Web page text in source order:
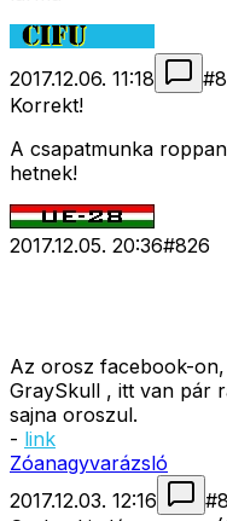
2017.12.06. 11:18 #
Korrekt!
A csapatmunka
hetnek!
2017.12.05. 20:36#826
Az orosz facebook-
GraySkull , itt van pár
sajna oroszul.
- link
Zóanagyvarázsló
2017.12.03. 12:16
#